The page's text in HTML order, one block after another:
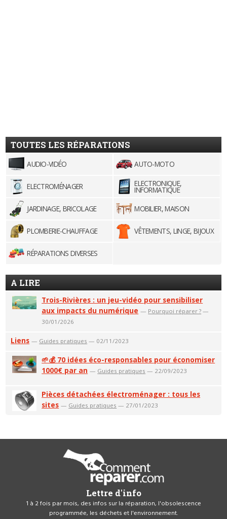
TOUTES LES RÉPARATIONS
AUDIO-VIDÉO AUTO-MOTO
ELECTROMÉNAGER ELECTRONIQUE,
INFORMATIQUE
JARDINAGE, BRICOLAGE
MOBILIER, MAISON
PLOMBERIE-CHAUFFAGE VÊTEMENTS, LINGE, BIJOUX
RÉPARATIONS DIVERSES
A LIRE
Trois-Rivières : un jeu-vidéo pour sensibiliser
aux impacts du numérique — Pourquoi réparer ? —
30/01/2026
Liens — Guides pratiques — 02/11/2023
🌱💰 70 idées éco-responsables pour économiser
1000€ par an — Guides pratiques — 22/09/2023
Pièces détachées électroménager : tous les
sites — Guides pratiques — 27/01/2023
Lettre d'info
1 à 2 fois par mois, des infos sur la réparation, l'obsolescence
programmée, les déchets et l'environnement.